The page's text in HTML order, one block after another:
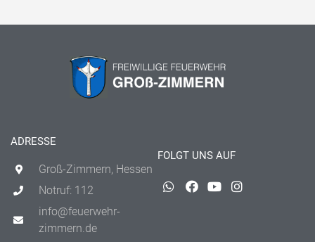
ADRESSE
Groß-Zimmern, Hessen
Notruf: 112
info@feuerwehr-
zimmern.de
FOLGT UNS AUF